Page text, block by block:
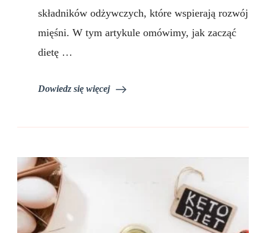
składników odżywczych, które wspierają rozwój
mięśni. W tym artykule omówimy, jak zacząć
dietę …
Dowiedz się więcej